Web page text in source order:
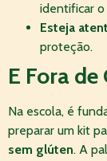
identificar o
Esteja
proteção.
E Fora de
Na escola, é
preparar um kit
sem glúten. A